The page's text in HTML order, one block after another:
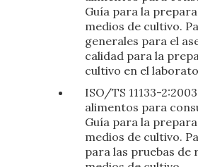
Guía para la
medios de cultivo.
generales para el
calidad para la
cultivo en el
ISO/TS 11133-
alimentos para
Guía para la
medios de cultivo.
para las pruebas de